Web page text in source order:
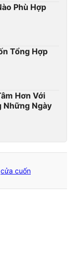
Phù Hợp
Tổng Hợp
Hơn Với
Những Ngày
cửa cuốn